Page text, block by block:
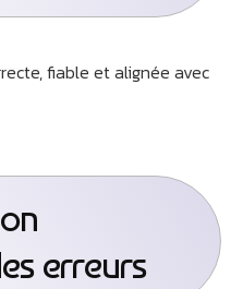
fiable et alignée avec
erreurs